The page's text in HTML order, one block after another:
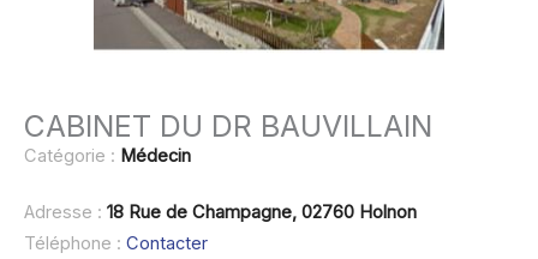
CABINET DU DR BAUVILLAIN
Catégorie : Médecin
Adresse : 18 Rue de Champagne, 02760 Holnon
Téléphone : Contacter